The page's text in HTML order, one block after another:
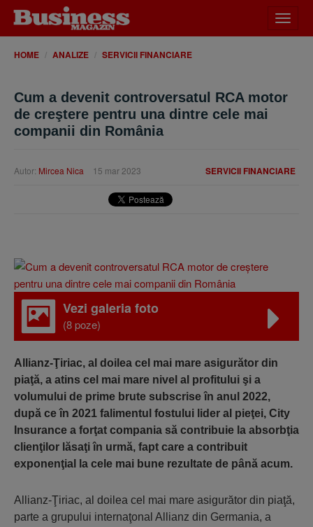
meniu
HOME ANALIZE SERVICII FINANCIARE
Cum a devenit controversatul RCA motor
de creştere pentru una dintre cele mai
companii din România
SERVICII FINANCIARE
Autor: Mircea Nica 15 mar 2023
Vezi galeria foto
(8 poze)
Allianz-Ţiriac, al doilea cel mai mare asigurător din
piaţă, a atins cel mai mare nivel al profitului şi a
volumului de prime brute subscrise în anul 2022,
după ce în 2021 falimentul fostului lider al pieţei, City
Insurance a forţat compania să contribuie la absorbţia
clienţilor lăsaţi în urmă, fapt care a contribuit
exponenţial la cele mai bune rezultate de până acum.
Allianz-Ţiriac, al doilea cel mai mare asigurător din piaţă,
parte a grupului internaţonal Allianz din Germania, a